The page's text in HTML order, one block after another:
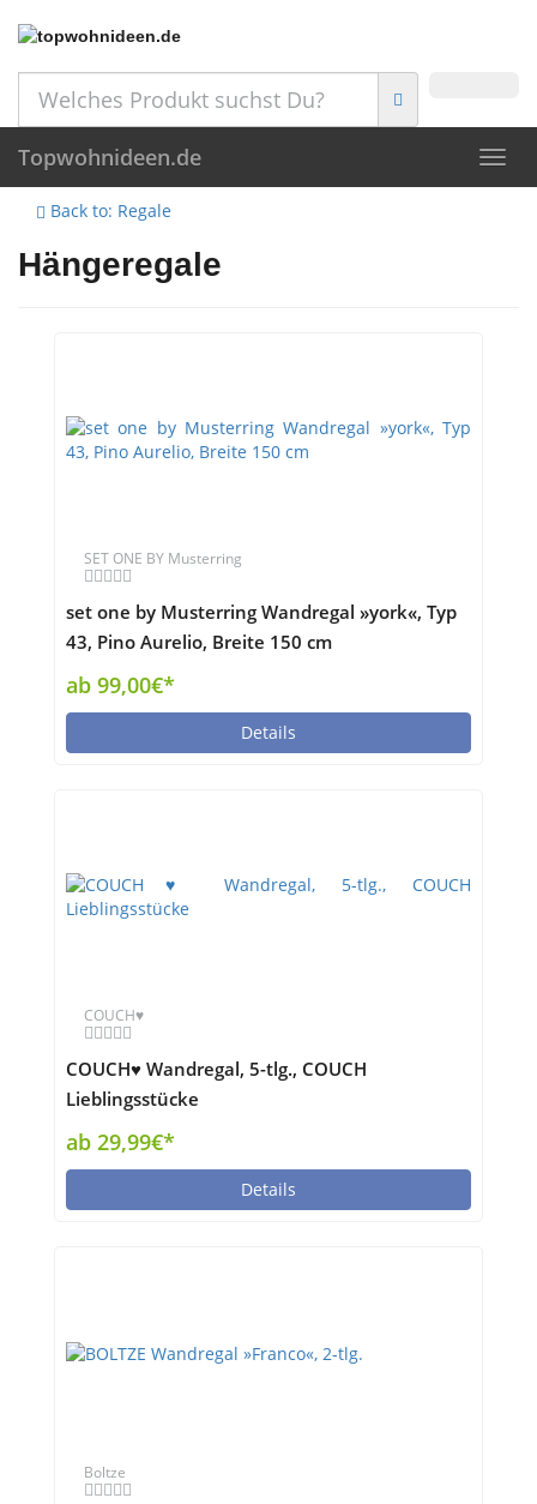
Topwohnideen.de
Back to: Regale
Hängeregale
SET ONE BY Musterring
set one by Musterring Wandregal »york«, Typ
43, Pino Aurelio, Breite 150 cm
ab 99,00€*
Details
COUCH♥
COUCH♥ Wandregal, 5-tlg., COUCH
Lieblingsstücke
ab 29,99€*
Details
Boltze